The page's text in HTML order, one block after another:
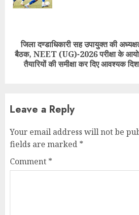
Next
post:
जिला दण्डाधिकारी सह उपायुक्त की
बैठक, NEET (UG)-2026 परीक्षा के
तैयारियों की समीक्षा कर दिए आवश्यक
Leave a Reply
Your email address will not be
fields are marked *
Comment *